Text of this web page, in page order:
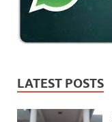
LATEST POSTS